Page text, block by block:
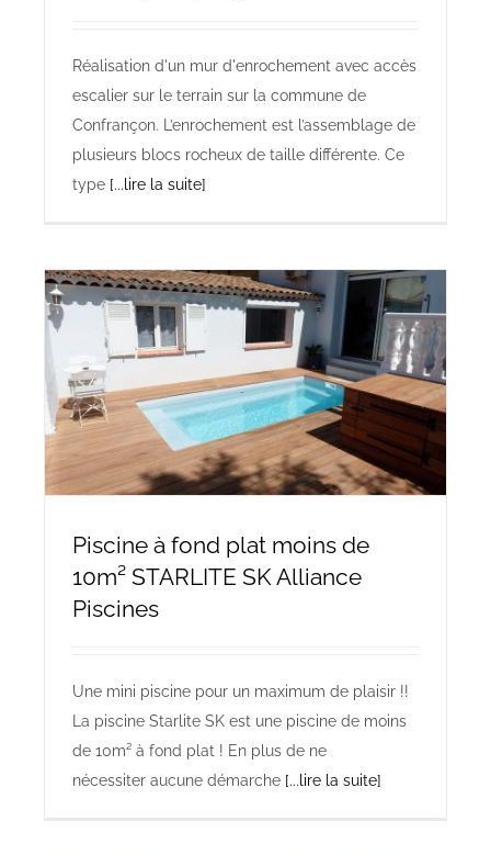
Réalisation d'un mur d'enrochement avec accès
escalier sur le terrain sur la commune de
Confrançon. L’enrochement est l’assemblage de
plusieurs blocs rocheux de taille différente. Ce
type [...lire la suite]
Piscine à fond plat moins de
10m² STARLITE SK Alliance
Piscines
Une mini piscine pour un maximum de plaisir !!
La piscine Starlite SK est une piscine de moins
de 10m² à fond plat ! En plus de ne
nécessiter aucune démarche [...lire la suite]